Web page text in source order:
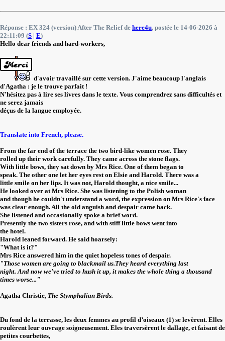
Réponse : EX 324 (version) After The Relief de here4u, postée le 14-06-2026 à
22:11:09 (S | E)
Hello dear friends and hard-workers,
d'avoir travaillé sur cette version. J'aime beaucoup l'anglais
d'Agatha : je le trouve parfait !
N'hésitez pas à lire ses livres dans le texte. Vous comprendrez sans difficultés et
ne serez jamais
déçus de la langue employée.
Translate into French, please.
From the far end of the terrace the two bird-like women rose. They
rolled up their work carefully. They came across the stone flags.
With little bows, they sat down by Mrs Rice. One of them began to
speak. The other one let her eyes rest on Elsie and Harold. There was a
little smile on her lips. It was not, Harold thought, a nice smile...
He looked over at Mrs Rice. She was listening to the Polish woman
and though he couldn't understand a word, the expression on Mrs Rice's face
was clear enough. All the old anguish and despair came back.
She listened and occasionally spoke a brief word.
Presently the two sisters rose, and with stiff little bows went into
the hotel.
Harold leaned forward. He said hoarsely:
"What is it?"
Mrs Rice answered him in the quiet hopeless tones of despair.
"Those women are going to blackmail us.They heard everything last
night. And now we've tried to hush it up, it makes the whole thing a thousand
times worse..."
Agatha Christie, The Stymphalian Birds.
Du fond de la terrasse, les deux femmes au profil d’oiseaux (1) se levèrent. Elles
roulèrent leur ouvrage soigneusement. Eles traversèrent le dallage, et faisant de
petites courbettes,